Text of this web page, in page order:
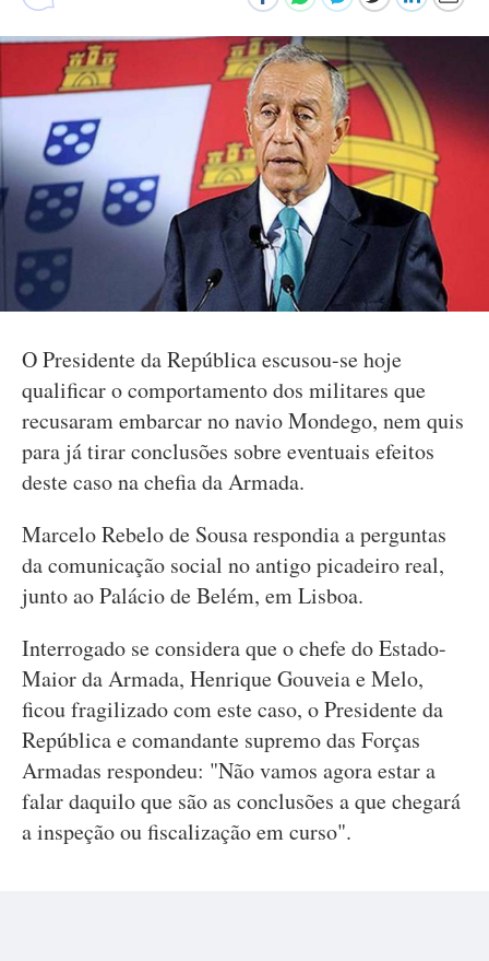
O Presidente da República escusou-se hoje
qualificar o comportamento dos militares que
recusaram embarcar no navio Mondego, nem quis
para já tirar conclusões sobre eventuais efeitos
deste caso na chefia da Armada.
Marcelo Rebelo de Sousa respondia a perguntas
da comunicação social no antigo picadeiro real,
junto ao Palácio de Belém, em Lisboa.
Interrogado se considera que o chefe do Estado-
Maior da Armada, Henrique Gouveia e Melo,
ficou fragilizado com este caso, o Presidente da
República e comandante supremo das Forças
Armadas respondeu: "Não vamos agora estar a
falar daquilo que são as conclusões a que chegará
a inspeção ou fiscalização em curso".